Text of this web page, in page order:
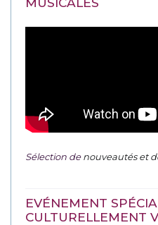
Sélection denouveautés et
EVÉNEMENT
CULTURELLEMENT